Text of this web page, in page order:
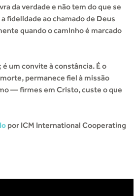
da verdade e não tem do que se
fidelidade ao chamado de Deus
quando o caminho é marcado
um convite à constância. É o
permanece fiel à missão
— firmes em Cristo, custe o que
por ICM International Cooperating